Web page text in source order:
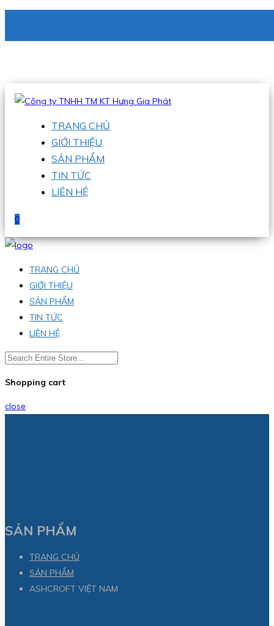
Hotline:0938 336 079
TRANG CHỦ
GIỚI THIỆU
SẢN PHẨM
TIN TỨC
LIÊN HỆ
0
TRANG CHỦ
GIỚI THIỆU
SẢN PHẨM
TIN TỨC
LIÊN HỆ
Shopping cart
close
SẢN PHẨM
TRANG CHỦ
SẢN PHẨM
ASHCROFT VIỆT NAM